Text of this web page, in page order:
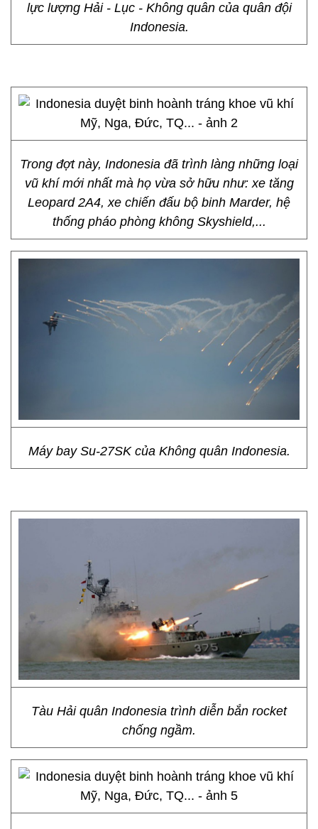
lực lượng Hải - Lục - Không quân của quân đội
Indonesia.
Trong đợt này, Indonesia đã trình làng những loại
vũ khí mới nhất mà họ vừa sở hữu như: xe tăng
Leopard 2A4, xe chiến đấu bộ binh Marder, hệ
thống pháo phòng không Skyshield,...
Máy bay Su-27SK của Không quân Indonesia.
Tàu Hải quân Indonesia trình diễn bắn rocket
chống ngầm.